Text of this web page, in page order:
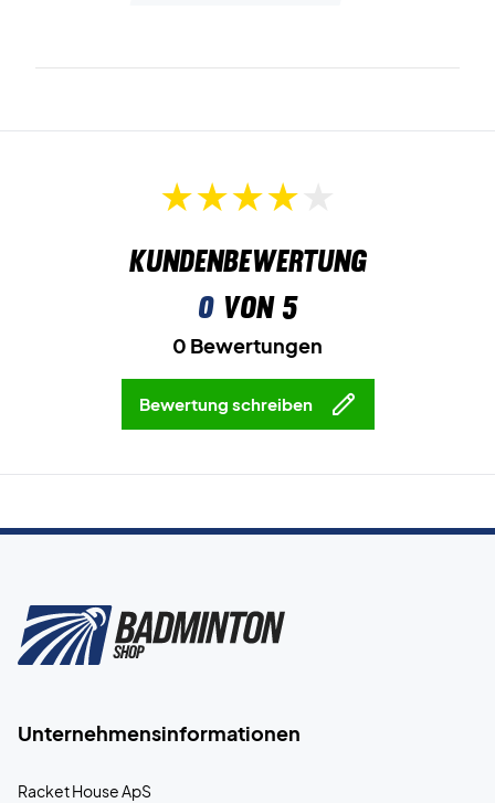
Kundenbewertung
0von 5
0 Bewertungen
Bewertung schreiben
Unternehmensinformationen
Racket House ApS